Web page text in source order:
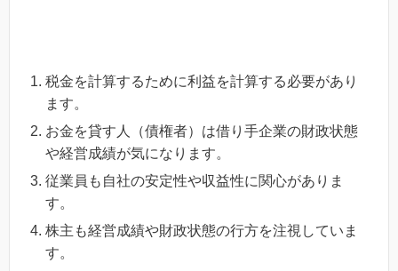
税金を計算するために利益を計算する必要があり
ます。
お金を貸す人（債権者）は借り手企業の財政状態
や経営成績が気になります。
従業員も自社の安定性や収益性に関心がありま
す。
株主も経営成績や財政状態の行方を注視していま
す。